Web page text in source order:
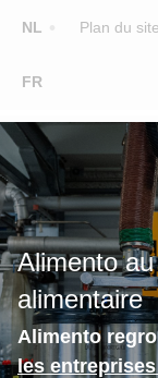
NL
FR
Plan du site
Main
navigation
FORMATION
FORMATEURS
SUR ALIMENTO
EQUIPE
CONTACT
Alimento
alimentaire
Alimento
les